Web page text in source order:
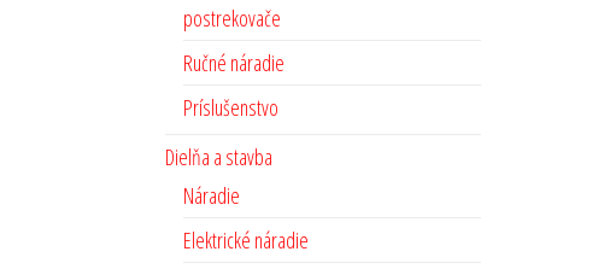
postrekovače
Ručné náradie
Príslušenstvo
Dielňa a stavba
Náradie
Elektrické náradie